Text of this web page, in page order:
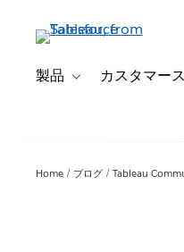
製品 Toggle sub-
カスタマー
Home ブログ Tableau